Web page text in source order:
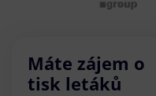
Máte zájem o
tisk letáků